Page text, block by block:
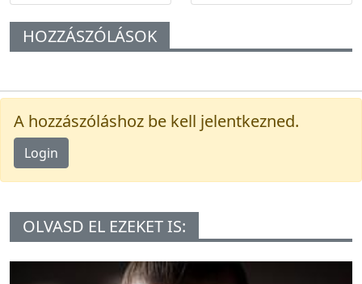
HOZZÁSZÓLÁSOK
A hozzászóláshoz be kell jelentkezned.
Login
OLVASD EL EZEKET IS: